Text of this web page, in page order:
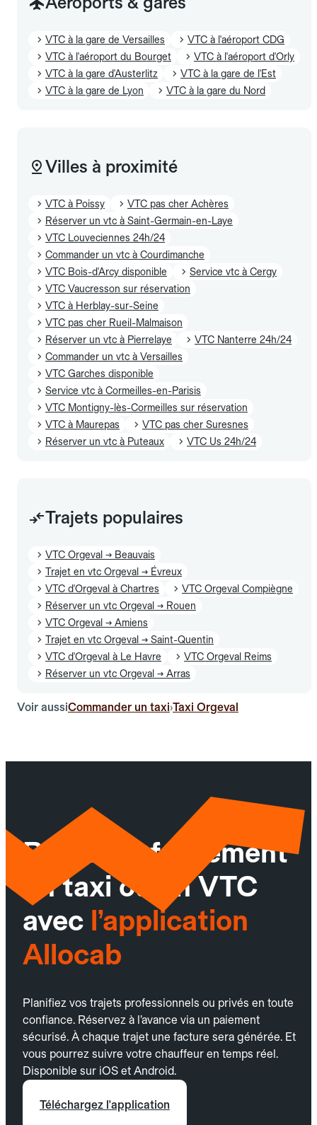
VTC à la gare de Versailles
VTC à l'aéroport CDG
VTC à l'aéroport du Bourget
VTC à l'aéroport d'Orly
VTC à la gare d'Austerlitz
VTC à la gare de l'Est
VTC à la gare de Lyon
VTC à la gare du Nord
Villes à proximité
VTC à Poissy
VTC pas cher Achères
Réserver un vtc à Saint-Germain-en-Laye
VTC Louveciennes 24h/24
Commander un vtc à Courdimanche
VTC Bois-d'Arcy disponible
Service vtc à Cergy
VTC Vaucresson sur réservation
VTC à Herblay-sur-Seine
VTC pas cher Rueil-Malmaison
Réserver un vtc à Pierrelaye
VTC Nanterre 24h/24
Commander un vtc à Versailles
VTC Garches disponible
Service vtc à Cormeilles-en-Parisis
VTC Montigny-lès-Cormeilles sur réservation
VTC à Maurepas
VTC pas cher Suresnes
Réserver un vtc à Puteaux
VTC Us 24h/24
Trajets populaires
VTC Orgeval → Beauvais
Trajet en vtc Orgeval → Évreux
VTC d'Orgeval à Chartres
VTC Orgeval Compiègne
Réserver un vtc Orgeval → Rouen
VTC Orgeval → Amiens
Trajet en vtc Orgeval → Saint-Quentin
VTC d'Orgeval à Le Havre
VTC Orgeval Reims
Réserver un vtc Orgeval → Arras
Voir aussiCommander un taxi›Taxi Orgeval
Réservez facilement
un taxi ou un VTC
avec l’application
Allocab
Planifiez vos trajets professionnels ou privés en toute
confiance. Réservez à l’avance via un paiement
sécurisé. À chaque trajet une facture sera générée. Et
vous pourrez suivre votre chauffeur en temps réel.
Disponible sur iOS et Android.
Téléchargez l'application